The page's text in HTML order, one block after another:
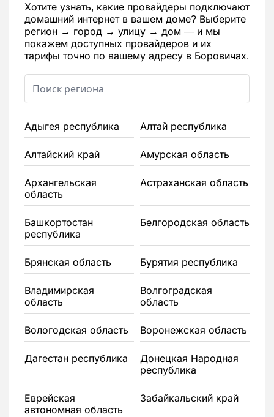
Хотите узнать, какие провайдеры подключают
домашний интернет в вашем доме? Выберите
регион → город → улицу → дом — и мы
покажем доступных провайдеров и их
тарифы точно по вашему адресу в Боровичах.
Адыгея республика Алтай республика
Алтайский край Амурская область
Архангельская
область
Астраханская область
Башкортостан
республика
Белгородская область
Брянская область Бурятия республика
Владимирская
область
Волгоградская
область
Вологодская область Воронежская область
Дагестан республика
Донецкая Народная
республика
Еврейская
автономная область
Забайкальский край